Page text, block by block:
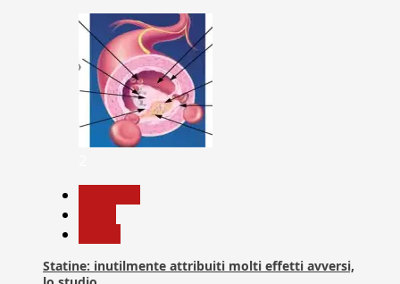
Statine: inutilmente attribuiti molti effetti avversi,